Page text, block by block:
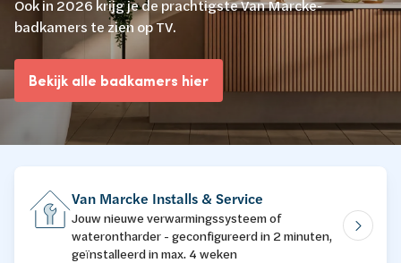
Ook in 2026 krijg je de prachtigste Van Marcke-
badkamers te zien op TV.
Bekijk alle badkamers hier
Van Marcke Installs & Service
Jouw nieuwe verwarmingssysteem of
waterontharder - geconfigureerd in 2 minuten,
geïnstalleerd in max. 4 weken